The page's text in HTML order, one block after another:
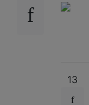
13